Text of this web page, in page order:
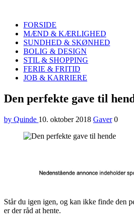
FORSIDE
MÆND & KÆRLIGHED
SUNDHED & SKØNHED
BOLIG & DESIGN
STIL & SHOPPING
FERIE & FRITID
JOB & KARRIERE
Menu
Den perfekte gave til
by Quinde 10. oktober 2018 Gaver 0
Står du igen igen, og kan ikke finde den
er der råd at hente.